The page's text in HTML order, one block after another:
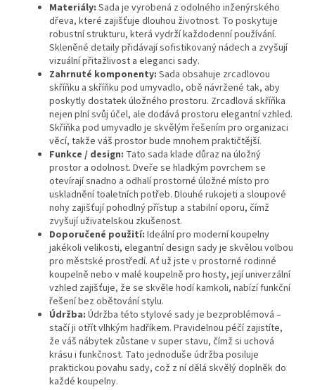
Materiály: Sada je vyrobená z odolného inženýrského
dřeva, které zajišťuje dlouhou životnost. To poskytuje
robustní strukturu, která vydrží každodenní používání.
Skleněné detaily přidávají sofistikovaný nádech a zvyšují
vizuální přitažlivost a eleganci sady.
Zahrnuté komponenty: Sada obsahuje zrcadlovou
skříňku a skříňku pod umyvadlo, obě návržené tak, aby
poskytly dostatek úložného prostoru. Zrcadlová skříňka
nejen plní svůj účel, ale dodává prostoru elegantní vzhled.
Skříňka pod umyvadlo je skvělým řešením pro organizaci
věcí, takže váš prostor bude mnohem praktičtější.
Funkce / design: Tato sada klade důraz na úložný
prostor a odolnost. Dveře se hladkým povrchem se
otevírají snadno a odhalí prostorné úložné místo pro
uskladnění toaletních potřeb. Dlouhé rukojeti a sloupové
nohy zajišťují pohodlný přístup a stabilní oporu, čímž
zvyšují uživatelskou zkušenost.
Doporučené použití: Ideální pro moderní koupelny
jakékoli velikosti, elegantní design sady je skvělou volbou
pro městské prostředí. Ať už jste v prostorné rodinné
koupelně nebo v malé koupelně pro hosty, její univerzální
vzhled zajišťuje, že se skvěle hodí kamkoli, nabízí funkční
řešení bez obětování stylu.
Údržba: Údržba této stylové sady je bezproblémová –
stačí ji otřít vlhkým hadříkem. Pravidelnou péčí zajistíte,
že váš nábytek zůstane v super stavu, čímž si uchová
krásu i funkčnost. Tato jednoduše údržba posiluje
praktickou povahu sady, což z ní dělá skvělý doplněk do
každé koupelny.